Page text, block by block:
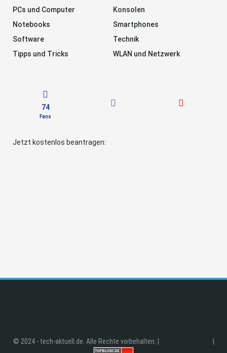
PCs und Computer
Konsolen
Notebooks
Smartphones
Software
Technik
Tipps und Tricks
WLAN und Netzwerk
74
Fans
Jetzt kostenlos beantragen:
© 2024 - tech-aktuell.de. Alle Rechte vorbehalten. |